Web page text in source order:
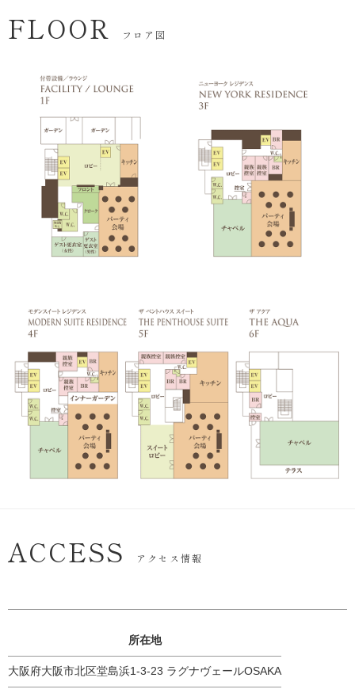
FLOOR フロア図
ACCESS アクセス情報
所在地
大阪府大阪市北区堂島浜1-3-23 ラグナヴェールOSAKA